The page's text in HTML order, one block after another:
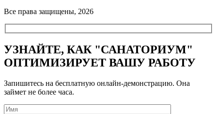
Все права защищены, 2026
УЗНАЙТЕ, КАК "САНАТОРИУМ"
ОПТИМИЗИРУЕТ ВАШУ РАБОТУ
Запишитесь на бесплатную онлайн-демонстрацию. Она
займет не более часа.